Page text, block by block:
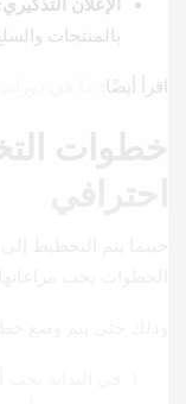
بالمنتجات
اقرأ أيضًا: